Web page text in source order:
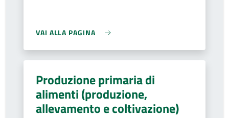
VAI ALLA PAGINA
Produzione primaria di
alimenti (produzione,
allevamento e coltivazione)